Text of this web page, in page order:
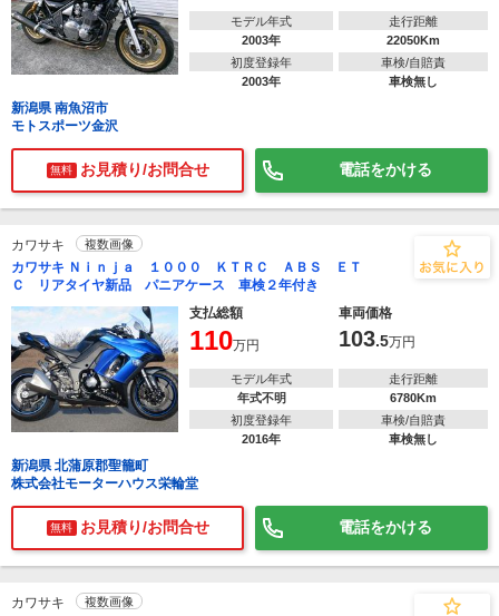
モデル年式
2003年
走行距離
22050Km
初度登録年
2003年
車検/自賠責
車検無し
新潟県 南魚沼市
モトスポーツ金沢
無料 お見積り/お問合せ 電話をかける
カワサキ 複数画像
カワサキ Ｎｉｎｊａ １０００ ＫＴＲＣ ＡＢＳ ＥＴ
Ｃ リアタイヤ新品 パニアケース 車検２年付き
支払総額
車両価格
110万円 103.5万円
モデル年式
年式不明
走行距離
6780Km
初度登録年
2016年
車検/自賠責
車検無し
新潟県 北蒲原郡聖籠町
株式会社モーターハウス栄輪堂
無料 お見積り/お問合せ 電話をかける
カワサキ 複数画像